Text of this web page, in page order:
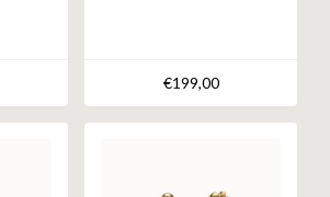
€199,00